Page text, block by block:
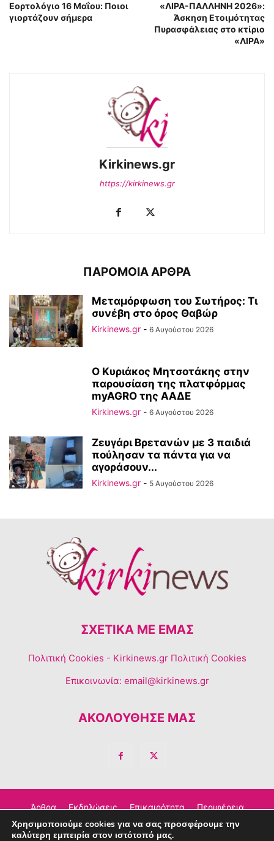
Εορτολόγιο 16 Μαΐου: Ποιοι
γιορτάζουν σήμερα
«ΛΙΡΑ-ΠΑΛΛΗΝΗ 2026»:
Άσκηση Ετοιμότητας
Πυρασφάλειας στο κτίριο
«ΛΙΡΑ»
Kirkinews.gr
https://kirkinews.gr
ΠΑΡΟΜΟΙΑ ΑΡΘΡΑ
Μεταμόρφωση του Σωτήρος: Τι
συνέβη στο όρος Θαβώρ
Kirkinews.gr - 6 Αυγούστου 2026
Ο Κυριάκος Μητσοτάκης στην
παρουσίαση της πλατφόρμας
myAGRO της ΑΑΔΕ
Kirkinews.gr - 6 Αυγούστου 2026
Ζευγάρι Βρετανών με 3 παιδιά
πούλησαν τα πάντα για να
αγοράσουν...
Kirkinews.gr - 5 Αυγούστου 2026
ΣΧΕΤΙΚΆ ΜΕ ΕΜΆΣ
Πολιτική Cookies - Kirkinews.gr Πολιτική Cookies
Επικοινωνία: email@kirkinews.gr
ΑΚΟΛΟΥΘΗΣΕ ΜΑΣ
Άρθρα Εκδηλώσεις Επικαιρότητα Περιφέρεια
Σχόλια Τέχνη – Πολιτισμός Διαφημιστείτε
Χρησιμοποιούμε cookies για να σας προσφέρουμε την
καλύτερη εμπειρία στον ιστότοπό μας.